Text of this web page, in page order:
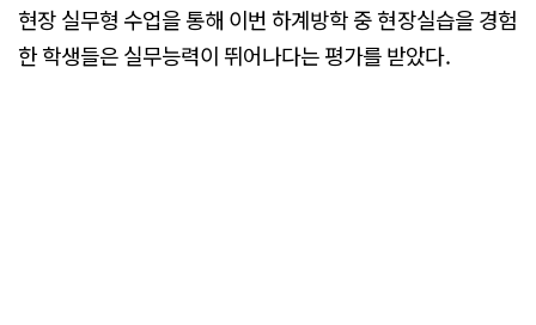
현장 실무형 수업을 통해 이번 하계방학 중 현장실습을 경험
한 학생들은 실무능력이 뛰어나다는 평가를 받았다.